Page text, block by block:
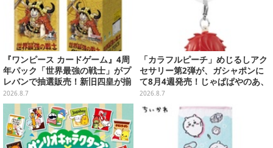
『ワンピース カードゲーム』4周
年パック「世界最強の戦士」がプ
レバンで抽選販売！新旧四皇が揃
い踏み、刃牙作者が描く「カイド
ウ」も
2026.8.7
「カラフルピーチ」めじるしアク
セサリー第2弾が、ガシャポンに
て8月4週発売！じゃぱぱやのあ、
シヴァたちメンバー11名分ライン
ナップ
2026.8.7